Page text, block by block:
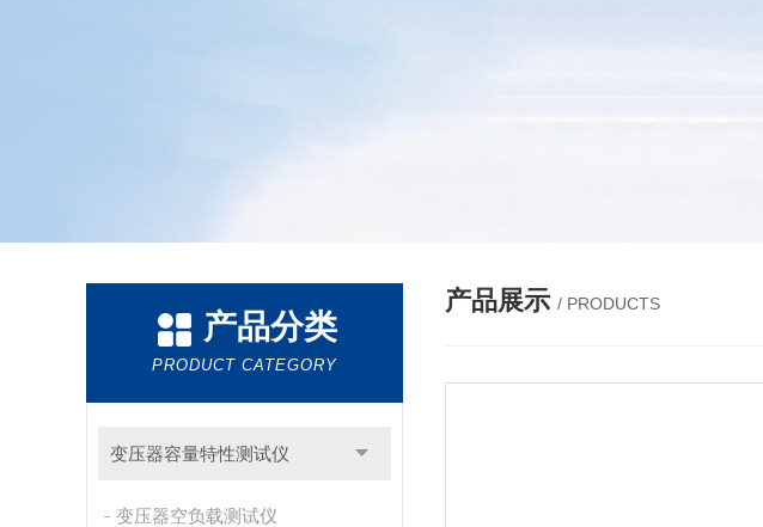
产品分类
PRODUCT CATEGORY
变压器容量特性测试仪
变压器空负载测试仪
产品展示 / PRODUCTS